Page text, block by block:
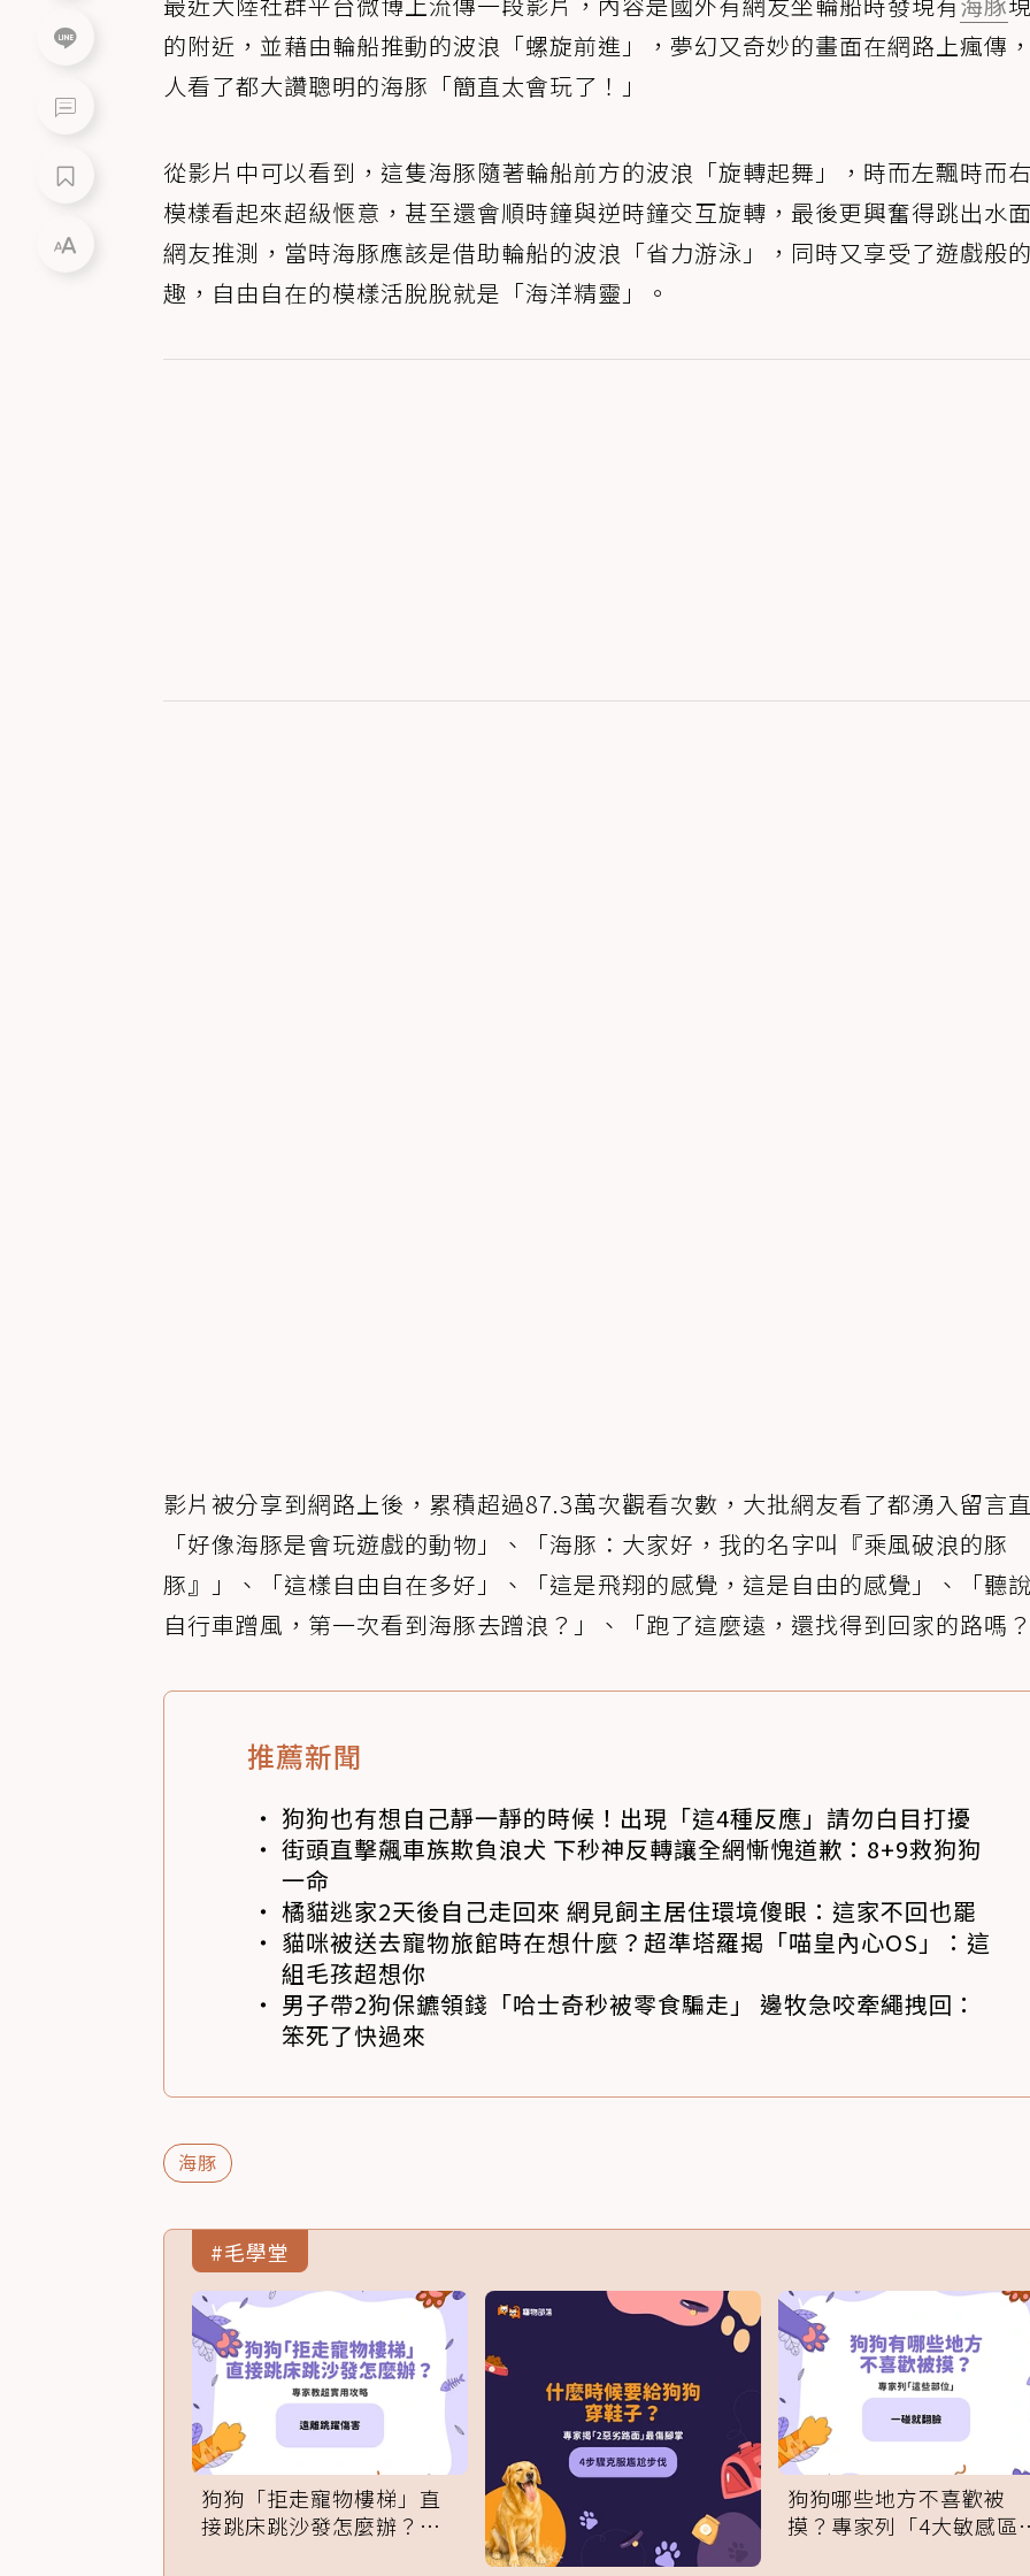
的附近，並藉由輪船推動的波浪「螺旋前進」，夢幻又奇妙的畫面在網路上瘋傳
人看了都大讚聰明的海豚「簡直太會玩了！」
從影片中可以看到，這隻海豚隨著輪船前方的波浪「旋轉起舞」，時而左飄時而
模樣看起來超級愜意，甚至還會順時鐘與逆時鐘交互旋轉，最後更興奮得跳出水
網友推測，當時海豚應該是借助輪船的波浪「省力游泳」，同時又享受了遊戲般
趣，自由自在的模樣活脫脫就是「海洋精靈」。
影片被分享到網路上後，累積超過87.3萬次觀看次數，大批網友看了都湧入留言
「好像海豚是會玩遊戲的動物」、「海豚：大家好，我的名字叫『乘風破浪的豚
豚』」、「這樣自由自在多好」、「這是飛翔的感覺，這是自由的感覺」、「聽
自行車蹭風，第一次看到海豚去蹭浪？」、「跑了這麼遠，還找得到回家的路嗎
推薦新聞
狗狗也有想自己靜一靜的時候！出現「這4種反應」請勿白目打擾
街頭直擊飆車族欺負浪犬 下秒神反轉讓全網慚愧道歉：8+9救狗狗
一命
橘貓逃家2天後自己走回來 網見飼主居住環境傻眼：這家不回也罷
貓咪被送去寵物旅館時在想什麼？超準塔羅揭「喵皇內心OS」：這
組毛孩超想你
男子帶2狗保鑣領錢「哈士奇秒被零食騙走」 邊牧急咬牽繩拽回：
笨死了快過來
海豚
#毛學堂
狗狗「拒走寵物樓梯」直
接跳床跳沙發怎麼辦？專
狗狗哪些地方不喜歡被
摸？專家列「4大敏感區